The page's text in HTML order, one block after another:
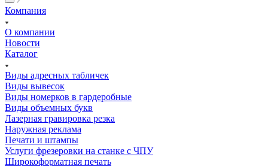
Компания
О компании
Новости
Каталог
Виды адресных табличек
Виды вывесок
Виды номерков в гардеробные
Виды объемных букв
Лазерная гравировка резка
Наружная реклама
Печати и штампы
Услуги фрезеровки на станке с ЧПУ
Широкоформатная печать